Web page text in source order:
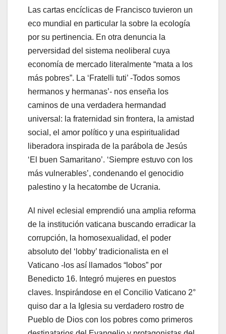
Las cartas encíclicas de Francisco tuvieron un
eco mundial en particular la sobre la ecología
por su pertinencia. En otra denuncia la
perversidad del sistema neoliberal cuya
economía de mercado literalmente “mata a los
más pobres”. La ‘Fratelli tuti’ -Todos somos
hermanos y hermanas’- nos enseña los
caminos de una verdadera hermandad
universal: la fraternidad sin frontera, la amistad
social, el amor político y una espiritualidad
liberadora inspirada de la parábola de Jesús
‘El buen Samaritano’. ‘Siempre estuvo con los
más vulnerables’, condenando el genocidio
palestino y la hecatombe de Ucrania.
Al nivel eclesial emprendió una amplia reforma
de la institución vaticana buscando erradicar la
corrupción, la homosexualidad, el poder
absoluto del ‘lobby’ tradicionalista en el
Vaticano -los así llamados “lobos” por
Benedicto 16. Integró mujeres en puestos
claves. Inspirándose en el Concilio Vaticano 2°
quiso dar a la Iglesia su verdadero rostro de
Pueblo de Dios con los pobres como primeros